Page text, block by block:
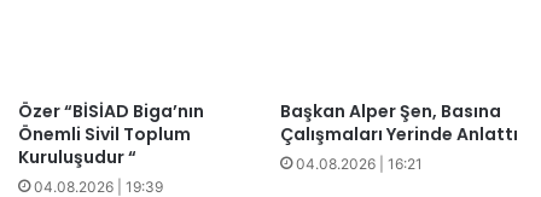
Özer “BİSİAD Biga’nın
Önemli Sivil Toplum
Kuruluşudur “
04.08.2026 | 19:39
Başkan Alper Şen, Basına
Çalışmaları Yerinde Anlattı
04.08.2026 | 16:21